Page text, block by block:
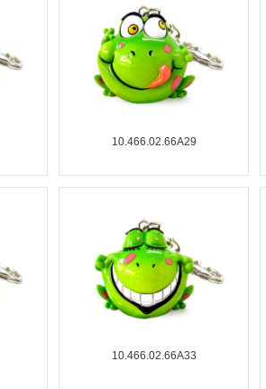
10.466.02.66A29
10.466.02.66A33